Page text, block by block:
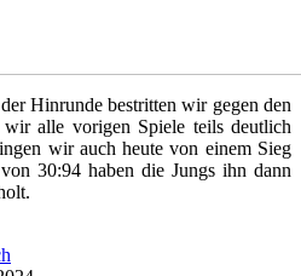
Hinrunde bestritten wir gegen den
alle vorigen Spiele teils deutlich
wir auch heute von einem Sieg
30:94 haben die Jungs ihn dann